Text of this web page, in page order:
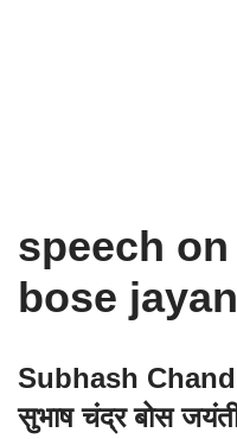
speech
bose
Subhash
सुभाष चंद्र बोस